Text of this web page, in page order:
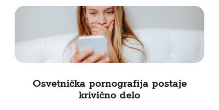
Osvetnička pornografija postaje
krivično delo